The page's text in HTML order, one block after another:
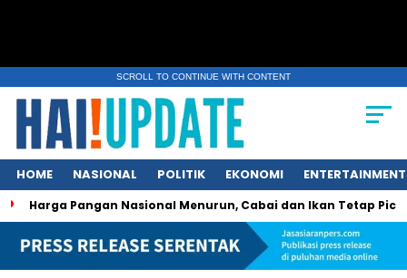
SCROLL TO CONTINUE WITH CONTENT
HOME NASIONAL POLITIK EKONOMI ENTERTAINMENT
Pangan Nasional Menurun, Cabai dan Ikan Tetap Picu